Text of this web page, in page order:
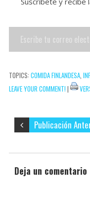
s
t
Escribe
tu
electrónico…
TOPICS: COMIDA FINLANDESA,
LEAVE YOUR COMMENT!|
Publicación
Deja un comentario